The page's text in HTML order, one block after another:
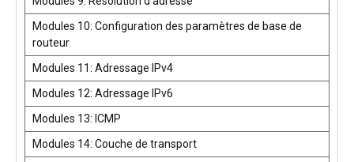
Modules 10: Configuration des paramètres de base de
routeur
Modules 11: Adressage IPv4
Modules 12: Adressage IPv6
Modules 13: ICMP
Modules 14: Couche de transport